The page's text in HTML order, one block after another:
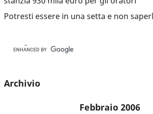
Potresti essere in una setta e non
Archivio
Febbraio 2006